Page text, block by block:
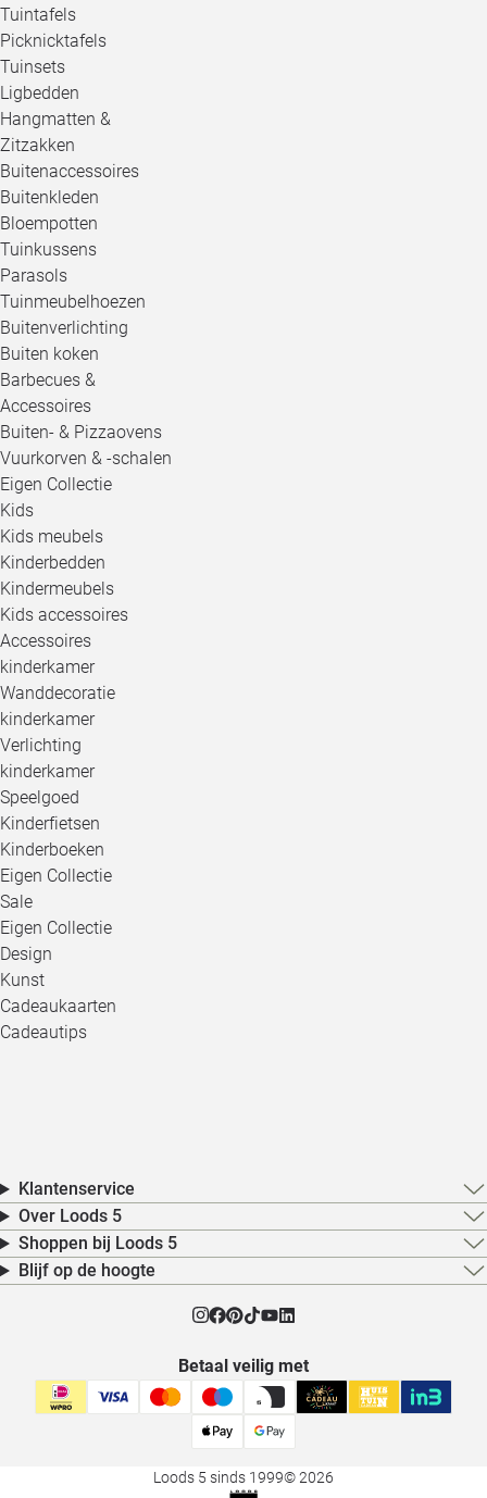
Tuintafels
Picknicktafels
Tuinsets
Ligbedden
Hangmatten &
Zitzakken
Buitenaccessoires
Buitenkleden
Bloempotten
Tuinkussens
Parasols
Tuinmeubelhoezen
Buitenverlichting
Buiten koken
Barbecues &
Accessoires
Buiten- & Pizzaovens
Vuurkorven & -schalen
Eigen Collectie
Kids
Kids meubels
Kinderbedden
Kindermeubels
Kids accessoires
Accessoires
kinderkamer
Wanddecoratie
kinderkamer
Verlichting
kinderkamer
Speelgoed
Kinderfietsen
Kinderboeken
Eigen Collectie
Sale
Eigen Collectie
Design
Kunst
Cadeaukaarten
Cadeautips
Klantenservice
Over Loods 5
Shoppen bij Loods 5
Blijf op de hoogte
Betaal veilig met
Loods 5 sinds 1999© 2026